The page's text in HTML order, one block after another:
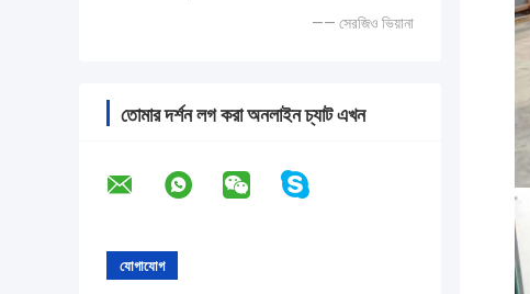
—— সেরজিও ভিয়ানা
তোমার দর্শন লগ করা অনলাইন চ্যাট এখন